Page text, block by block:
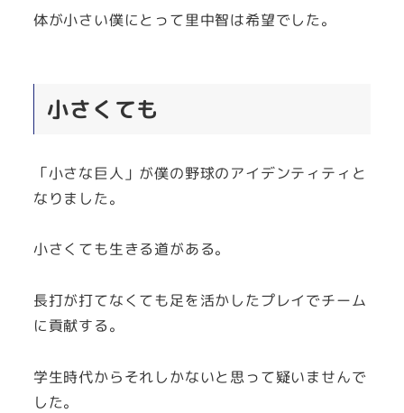
体が小さい僕にとって里中智は希望でした。
小さくても
「小さな巨人」が僕の野球のアイデンティティと
なりました。
小さくても生きる道がある。
長打が打てなくても足を活かしたプレイでチーム
に貢献する。
学生時代からそれしかないと思って疑いませんで
した。